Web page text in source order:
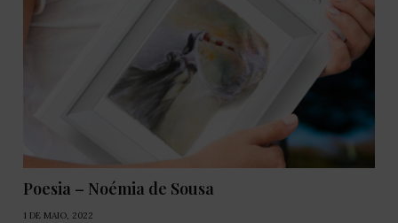
Poesia – Noémia de Sousa
1 DE MAIO, 2022